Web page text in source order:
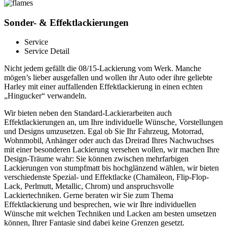
Sonder- & Effektlackierungen
Service
Service Detail
Nicht jedem gefällt die 08/15-Lackierung vom Werk. Manche
mögen’s lieber ausgefallen und wollen ihr Auto oder ihre geliebte
Harley mit einer auffallenden Effektlackierung in einen echten
„Hingucker“ verwandeln.
Wir bieten neben den Standard-Lackierarbeiten auch
Effektlackierungen an, um Ihre individuelle Wünsche, Vorstellungen
und Designs umzusetzen. Egal ob Sie Ihr Fahrzeug, Motorrad,
Wohnmobil, Anhänger oder auch das Dreirad Ihres Nachwuchses
mit einer besonderen Lackierung versehen wollen, wir machen Ihre
Design-Träume wahr: Sie können zwischen mehrfarbigen
Lackierungen von stumpfmatt bis hochglänzend wählen, wir bieten
verschiedenste Spezial- und Effektlacke (Chamäleon, Flip-Flop-
Lack, Perlmutt, Metallic, Chrom) und anspruchsvolle
Lackiertechniken. Gerne beraten wir Sie zum Thema
Effektlackierung und besprechen, wie wir Ihre individuellen
Wünsche mit welchen Techniken und Lacken am besten umsetzen
können, Ihrer Fantasie sind dabei keine Grenzen gesetzt.